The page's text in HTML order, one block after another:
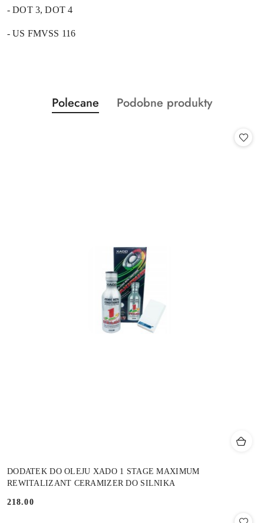
- DOT 3, DOT 4
- US FMVSS 116
Pomiń karuzelę produktów
Produkty
o
Polecane
Produkty
Podobne produkty
DODATEK DO OLEJU XADO 1 STAGE MAXIMUM
REWITALIZANT CERAMIZER DO SILNIKA
Cena:
218.00